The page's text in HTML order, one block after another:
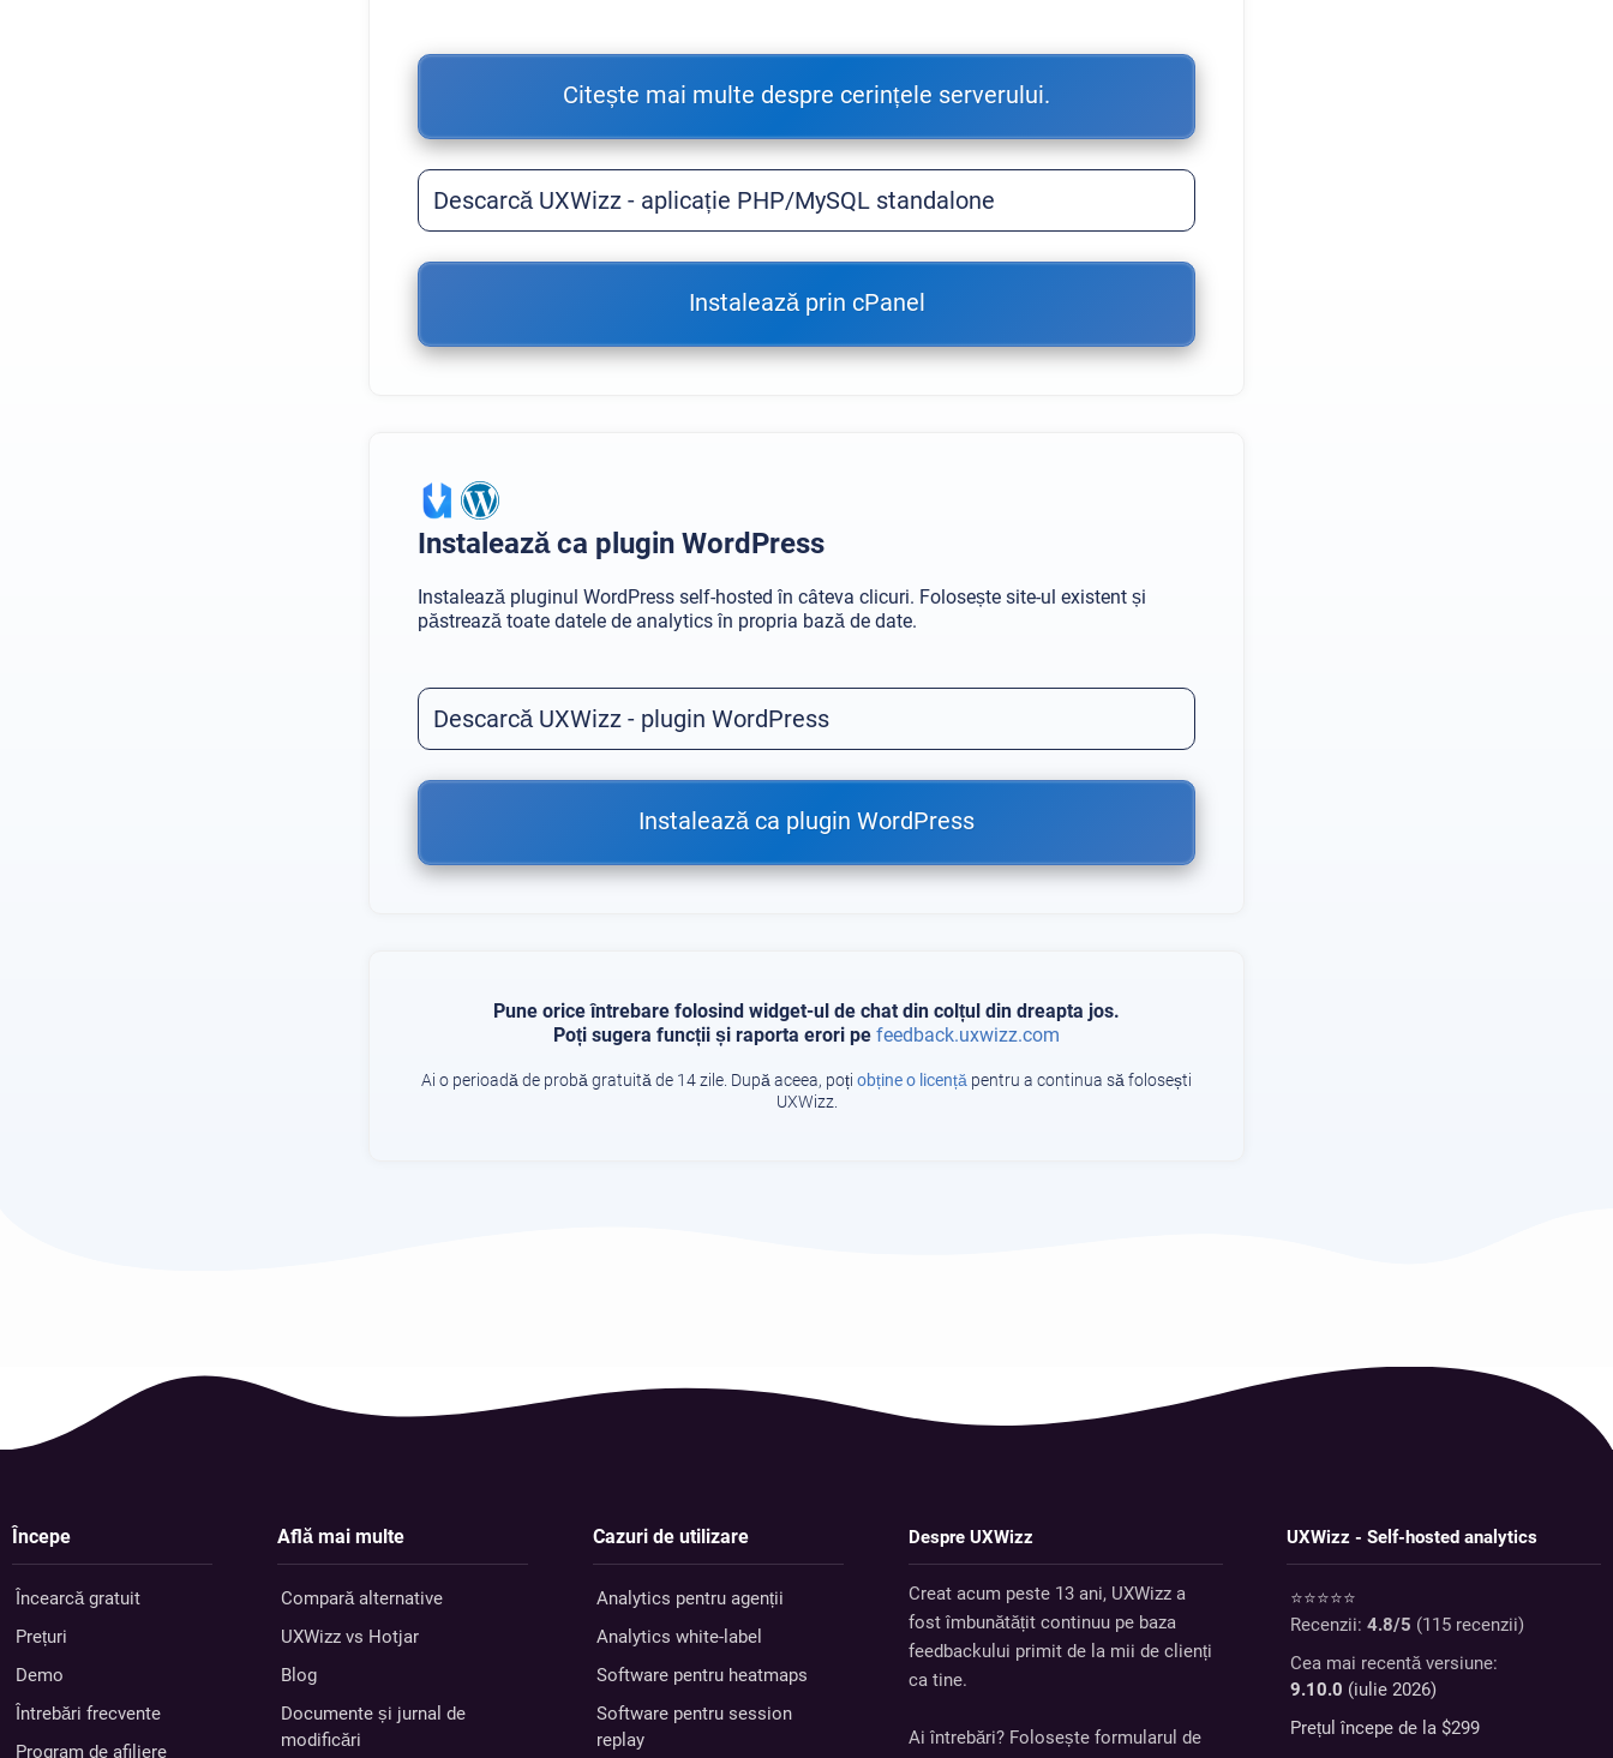
Citește mai multe despre cerințele serverului.
Descarcă UXWizz - aplicație PHP/MySQL standalone
Instalează prin cPanel
Instalează ca plugin WordPress
Instalează pluginul WordPress self-hosted în câteva clicuri. Folosește site-ul existent și
păstrează toate datele de analytics în propria bază de date.
Descarcă UXWizz - plugin WordPress
Instalează ca plugin WordPress
Pune orice întrebare folosind widget-ul de chat din colțul din dreapta jos.
Poți sugera funcții și raporta erori pe feedback.uxwizz.com
Ai o perioadă de probă gratuită de 14 zile. După aceea, poți obține o licență pentru a continua să folosești
UXWizz.
Începe
Încearcă gratuit
Prețuri
Demo
Întrebări frecvente
Program de afiliere
Află mai multe
Compară alternative
UXWizz vs Hotjar
Blog
Documente și jurnal de
modificări
Cazuri de utilizare
Analytics pentru agenții
Analytics white-label
Software pentru heatmaps
Software pentru session
replay
Despre UXWizz
Creat acum peste 13 ani, UXWizz a
fost îmbunătățit continuu pe baza
feedbackului primit de la mii de clienți
ca tine.
Ai întrebări? Folosește formularul de
UXWizz - Self-hosted analytics
⭐⭐⭐⭐⭐
Recenzii:4.8/5 (115 recenzii)
Cea mai recentă versiune:
9.10.0 (iulie 2026)
Prețul începe de la $299